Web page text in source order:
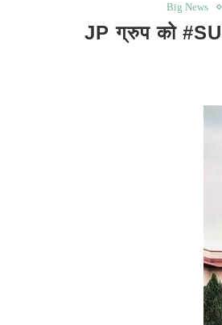
Big News
JP ग्रुप को